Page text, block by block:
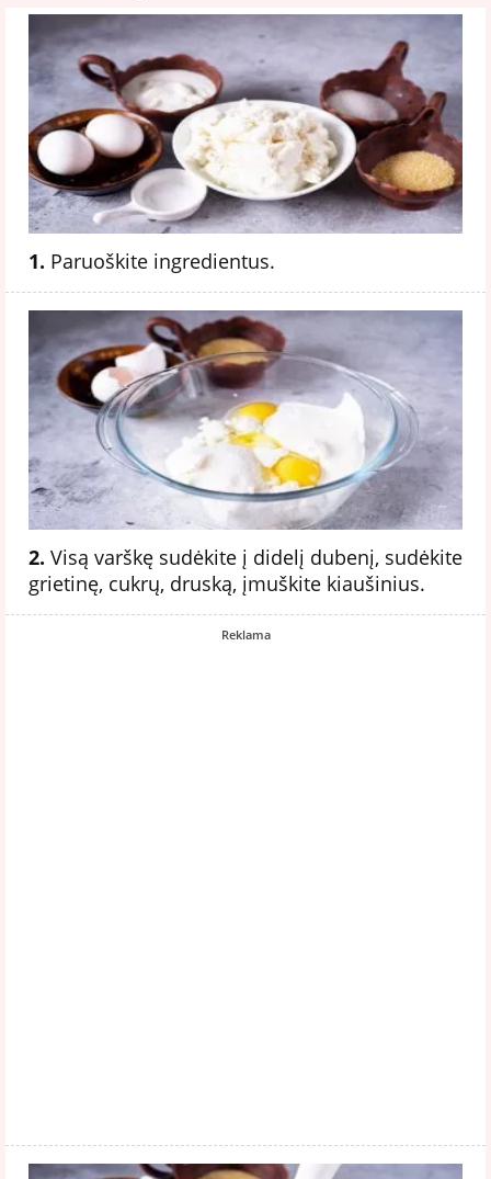
1. Paruoškite ingredientus.
2. Visą varškę sudėkite į didelį dubenį, sudėkite
grietinę, cukrų, druską, įmuškite kiaušinius.
Reklama